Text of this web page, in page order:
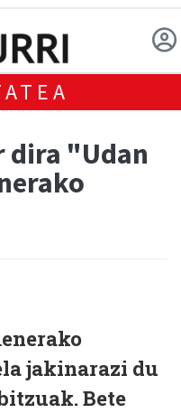
dira "Udan
jakinarazi du
Bete